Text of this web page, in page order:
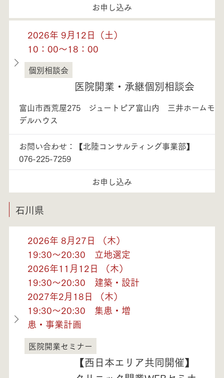
お申し込み
2026年 9月12日（土）
10：00～18：00
富山県
個別相談会
医院開業・承継個別相談会
富山市西荒屋275 ジュートピア富山内 三井ホームモ
デルハウス
お問い合わせ：【北陸コンサルティング事業部】
076-225-7259
お申し込み
石川県
2026年 8月27日 （木）
19:30～20:30 立地選定
2026年11月12日 （木）
19:30～20:30 建築・設計
2027年2月18日 （木）
19:30～20:30 集患・増
患・事業計画
石川県
医院開業セミナー
【西日本エリア共同開催】